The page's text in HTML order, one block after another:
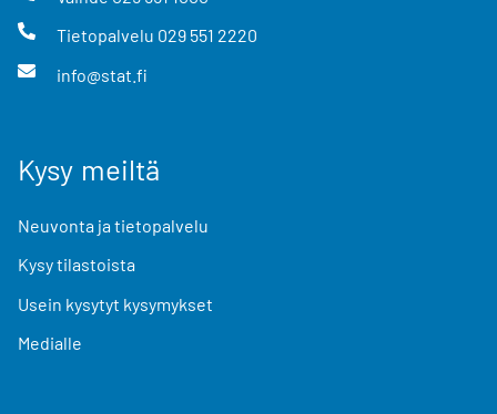
Tietopalvelu 029 551 2220
info@stat.fi
Kysy meiltä
Neuvonta ja tietopalvelu
Kysy tilastoista
Usein kysytyt kysymykset
Medialle